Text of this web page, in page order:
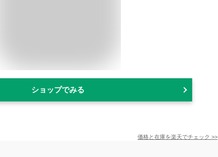
ショップでみる
価格と在庫を楽天でチェック >>